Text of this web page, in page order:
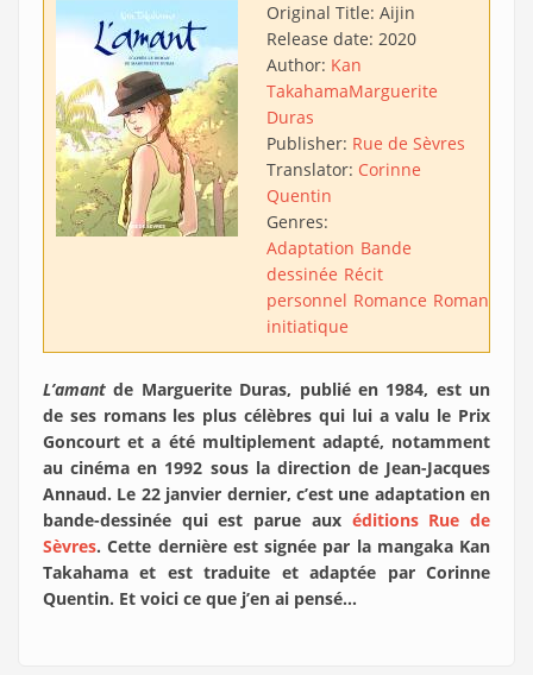
Original Title: Aijin
Release date: 2020
Author: Kan
TakahamaMarguerite
Duras
Publisher: Rue de Sèvres
Translator: Corinne
Quentin
Genres:
Adaptation Bande
dessinée Récit
personnel Romance Roman
initiatique
L’amant de Marguerite Duras, publié en 1984, est un
de ses romans les plus célèbres qui lui a valu le Prix
Goncourt et a été multiplement adapté, notamment
au cinéma en 1992 sous la direction de Jean-Jacques
Annaud. Le 22 janvier dernier, c’est une adaptation en
bande-dessinée qui est parue aux éditions Rue de
Sèvres. Cette dernière est signée par la mangaka Kan
Takahama et est traduite et adaptée par Corinne
Quentin. Et voici ce que j’en ai pensé…